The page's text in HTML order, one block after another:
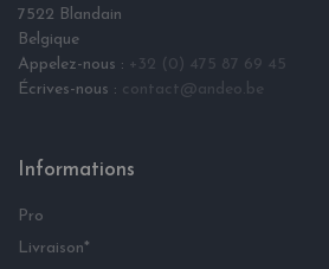
7522 Blandain
Belgique
Appelez-nous : +32 (0) 475 87 69 45
Écrives-nous : contact@andeo.be
Informations
Pro
Livraison*